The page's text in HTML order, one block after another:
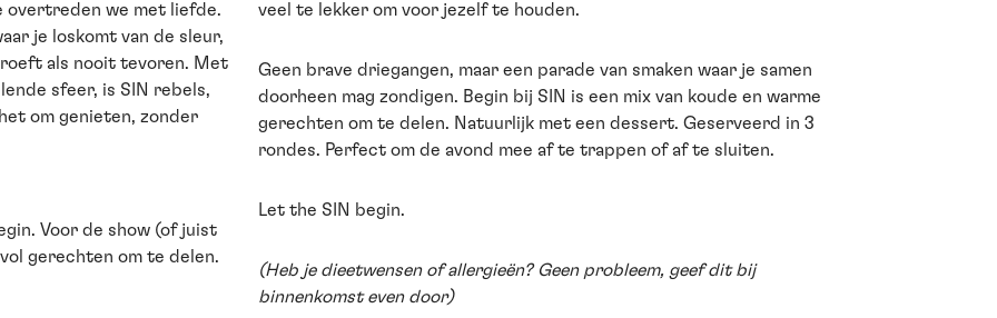
overtreden we met liefde.
je loskomt van de sleur,
als nooit tevoren. Met
sfeer, is SIN rebels,
om genieten, zonder
Voor de show (of juist
gerechten om te delen.
veel te lekker om voor jezelf te houden.
Geen brave driegangen, maar een parade van smaken waar je samen
doorheen mag zondigen. Begin bij SIN is een mix van koude en warme
gerechten om te delen. Natuurlijk met een dessert. Geserveerd in 3
rondes. Perfect om de avond mee af te trappen of af te sluiten.
Let the SIN begin.
(Heb je dieetwensen of allergieën? Geen probleem, geef dit bij
binnenkomst even door)